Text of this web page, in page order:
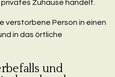
Zuhause handelt.
verstorbene Person in einen
in das örtliche
und